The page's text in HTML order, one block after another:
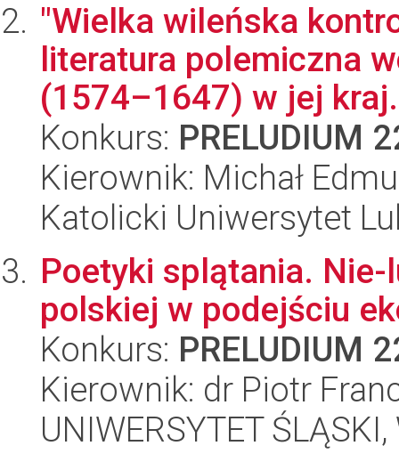
"Wielka wileńska
literatura polemiczna
(1574–1647) w jej
Konkurs: PRELUDIUM
Kierownik: Michał
Katolicki Uniwersytet
Poetyki splątania.
polskiej w podejściu
Konkurs: PRELUDIUM
Kierownik: dr Piotr
UNIWERSYTET